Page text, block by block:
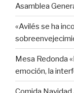
Asamblea
«Avilés se ha
Mesa Redonda
emoción, la